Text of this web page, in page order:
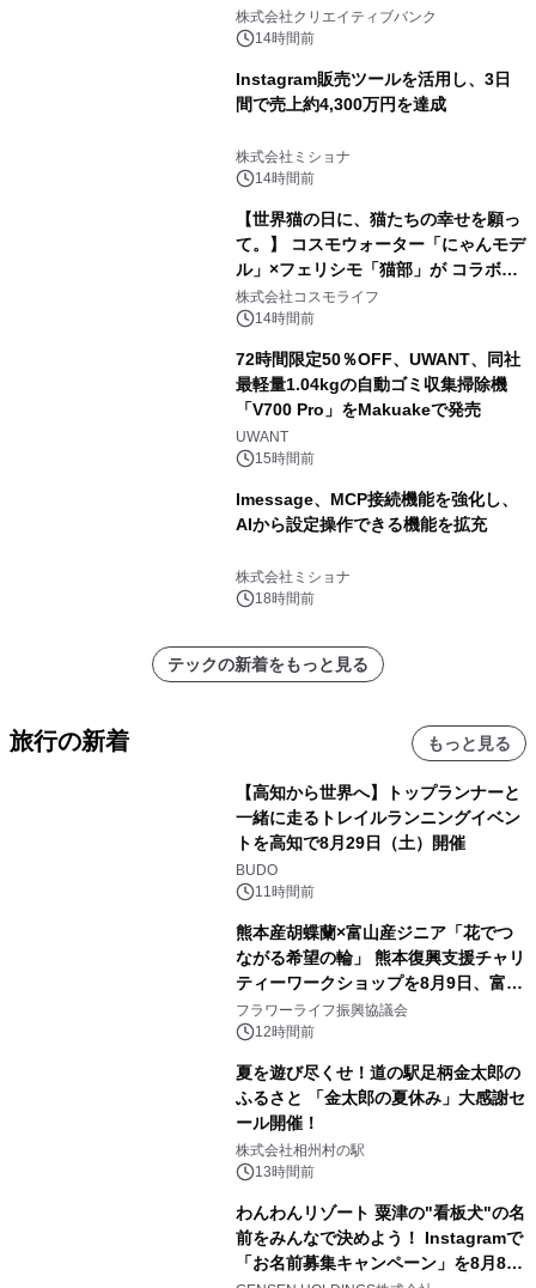
開催
株式会社クリエイティブバンク
14時間前
Instagram販売ツールを活用し、3日
間で売上約4,300万円を達成
株式会社ミショナ
14時間前
【世界猫の日に、猫たちの幸せを願っ
て。】 コスモウォーター「にゃんモデ
ル」×フェリシモ「猫部」が コラボキ
ャンペーンを実施
株式会社コスモライフ
14時間前
72時間限定50％OFF、UWANT、同社
最軽量1.04kgの自動ゴミ収集掃除機
「V700 Pro」をMakuakeで発売
UWANT
15時間前
lmessage、MCP接続機能を強化し、
AIから設定操作できる機能を拡充
株式会社ミショナ
18時間前
テックの新着をもっと見る
旅行の新着 もっと見る
【高知から世界へ】トップランナーと
一緒に走るトレイルランニングイベン
トを高知で8月29日（土）開催
BUDO
11時間前
熊本産胡蝶蘭×富山産ジニア「花でつ
ながる希望の輪」 熊本復興支援チャリ
ティーワークショップを8月9日、富
山・射水で開催
フラワーライフ振興協議会
12時間前
夏を遊び尽くせ！道の駅足柄金太郎の
ふるさと 「金太郎の夏休み」大感謝セ
ール開催！
株式会社相州村の駅
13時間前
わんわんリゾート 粟津の"看板犬"の名
前をみんなで決めよう！ Instagramで
「お名前募集キャンペーン」を8月8日